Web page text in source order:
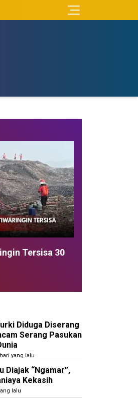
Tersisa 30
Diduga Diserang
Serang Pasukan
yang lalu
Diajak “Ngamar”,
Kekasih
lalu